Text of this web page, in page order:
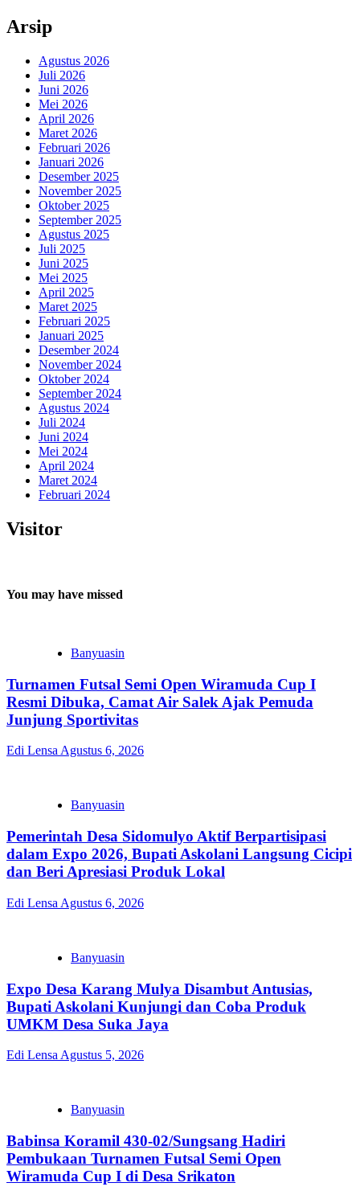
Arsip
Agustus 2026
Juli 2026
Juni 2026
Mei 2026
April 2026
Maret 2026
Februari 2026
Januari 2026
Desember 2025
November 2025
Oktober 2025
September 2025
Agustus 2025
Juli 2025
Juni 2025
Mei 2025
April 2025
Maret 2025
Februari 2025
Januari 2025
Desember 2024
November 2024
Oktober 2024
September 2024
Agustus 2024
Juli 2024
Juni 2024
Mei 2024
April 2024
Maret 2024
Februari 2024
Visitor
You may have missed
Banyuasin
Turnamen Futsal Semi Open Wiramuda Cup I
Resmi Dibuka, Camat Air Salek Ajak Pemuda
Junjung Sportivitas
Edi LensaAgustus 6, 2026
Banyuasin
Pemerintah Desa Sidomulyo Aktif Berpartisipasi
dalam Expo 2026, Bupati Askolani Langsung Cicipi
dan Beri Apresiasi Produk Lokal
Edi Lensa Agustus 6, 2026
Banyuasin
Expo Desa Karang Mulya Disambut Antusias,
Bupati Askolani Kunjungi dan Coba Produk
UMKM Desa Suka Jaya
Edi Lensa Agustus 5, 2026
Banyuasin
Babinsa Koramil 430-02/Sungsang Hadiri
Pembukaan Turnamen Futsal Semi Open
Wiramuda Cup I di Desa Srikaton